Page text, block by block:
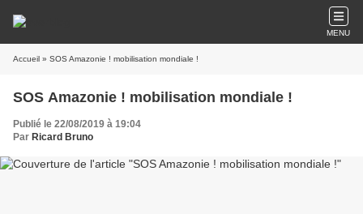
MENU
Accueil » SOS Amazonie ! mobilisation mondiale !
SOS Amazonie ! mobilisation mondiale !
Publié le 22/08/2019 à 19:04
Par Ricard Bruno